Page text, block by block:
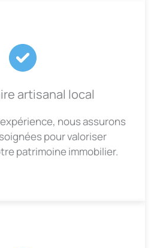
artisanal local
nous assurons
pour valoriser
patrimoine immobilier.